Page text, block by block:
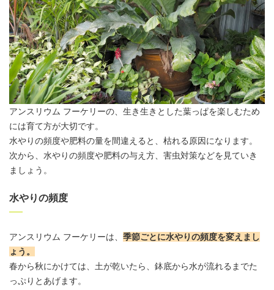
アンスリウム フーケリーの、生き生きとした葉っぱを楽しむため
には育て方が大切です。
水やりの頻度や肥料の量を間違えると、枯れる原因になります。
次から、 水やりの頻度や肥料の与え方、害虫対策などを見ていき
ましょう。
水やりの頻度
アンスリウム フーケリーは、 季節ごとに水やりの頻度を変えまし
ょう 。
春から秋にかけては、土が乾いたら、鉢底から水が流れるまでた
っぷりとあげます。